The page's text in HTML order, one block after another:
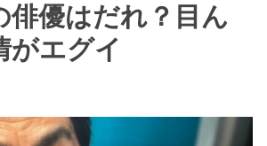
俳優はだれ？目ん
がエグイ